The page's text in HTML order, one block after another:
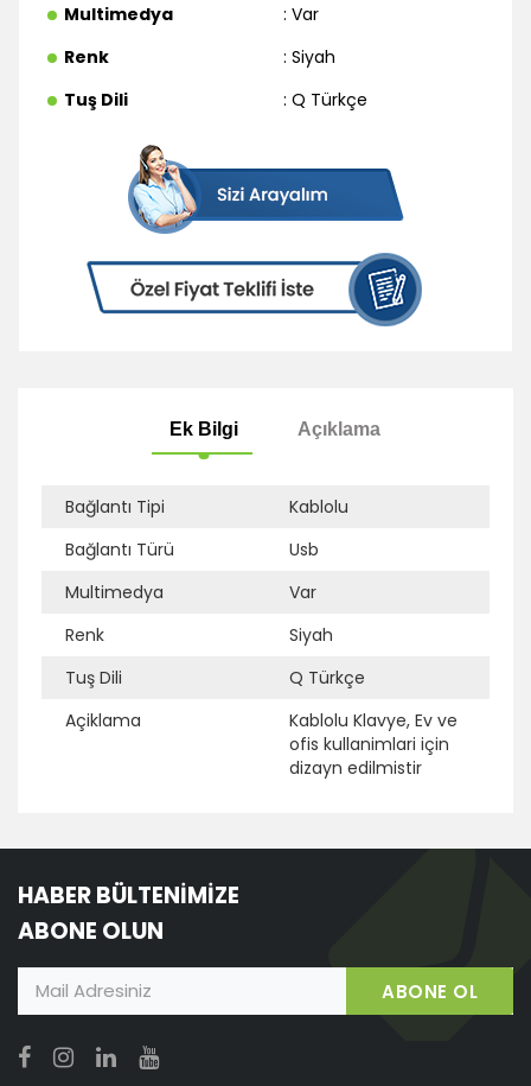
Multimedya
: Var
Renk
: Siyah
Tuş Dili
: Q Türkçe
Bağlantı Tipi
Kablolu
Bağlantı Türü
Usb
Multimedya
Var
Renk
Siyah
Tuş Dili
Q Türkçe
Açiklama
Kablolu Klavye, Ev ve
ofis kullanimlari için
dizayn edilmistir
HABER BÜLTENİMİZE
ABONE OLUN
ABONE OL